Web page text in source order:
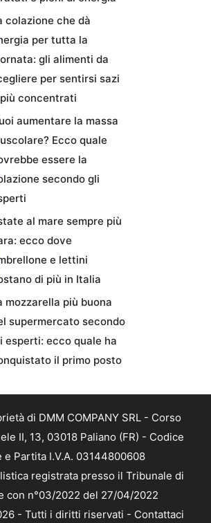
colazione che dà
per tutta la
gli alimenti da
per sentirsi sazi
concentrati
aumentare la massa
Ecco quale
essere la
secondo gli
al mare sempre più
ecco dove
e lettini
di più in Italia
mozzarella più buona
supermercato secondo
esperti: ecco quale ha
il primo posto
di DMM COMPANY SRL - Corso
II, 13, 03018 Paliano (FR) - Codice
e Partita I.V.A. 03144800608
registrata presso il Tribunale di
con n°03/2022 del 27/04/2022
- Tutti i diritti riservati - Contattaci